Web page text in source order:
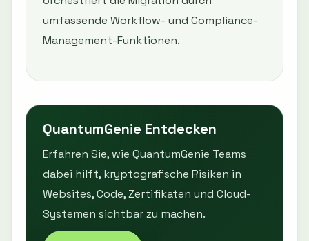
umfassende Workflow- und Compliance-
Management-Funktionen.
QuantumGenie Entdecken
Erfahren Sie, wie QuantumGenie Teams
dabei hilft, kryptografische Risiken in
Websites, Code, Zertifikaten und Cloud-
Systemen sichtbar zu machen.